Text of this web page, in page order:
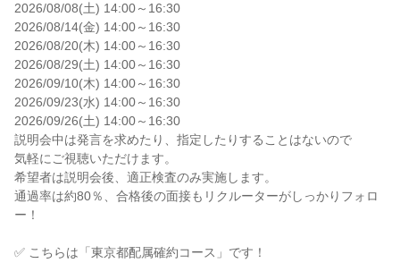
2026/08/08(土) 14:00～16:30
2026/08/14(金) 14:00～16:30
2026/08/20(木) 14:00～16:30
2026/08/29(土) 14:00～16:30
2026/09/10(木) 14:00～16:30
2026/09/23(水) 14:00～16:30
2026/09/26(土) 14:00～16:30
説明会中は発言を求めたり、指定したりすることはないので
気軽にご視聴いただけます。
希望者は説明会後、適正検査のみ実施します。
通過率は約80％、合格後の面接もリクルーターがしっかりフォロ
ー！
✅ こちらは「東京都配属確約コース」です！